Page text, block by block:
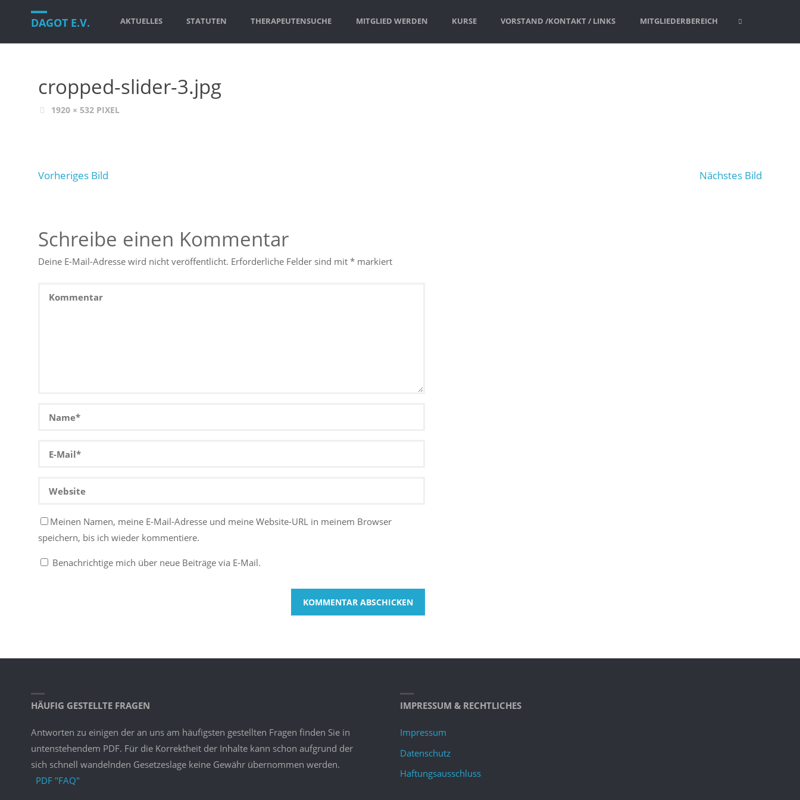
DAGOT E.V.
Inhalt
springen
AKTUELLES STATUTEN THERAPEUTENSUCHE MITGLIED WERDEN KURSE VORSTAND /KONTAKT / LINKS MITGLIEDERBEREICH
cropped-slider-3.jpg
VOLLE1920 × 532 PIXEL
Vorheriges Bild Nächstes Bild
Schreibe einen Kommentar
Deine E-Mail-Adresse wird nicht veröffentlicht. Erforderliche Felder sind mit* markiert
Meinen Namen, meine E-Mail-Adresse und meine Website-URL in meinem Browser
speichern, bis ich wieder kommentiere.
Benachrichtige mich über neue Beiträge via E-Mail.
HÄUFIG GESTELLTE FRAGEN
Antworten zu einigen der an uns am häufigsten gestellten Fragen finden Sie in
untenstehendem PDF. Für die Korrektheit der Inhalte kann schon aufgrund der
sich schnell wandelnden Gesetzeslage keine Gewähr übernommen werden.
PDF "FAQ"
IMPRESSUM & RECHTLICHES
Impressum
Datenschutz
Haftungsausschluss